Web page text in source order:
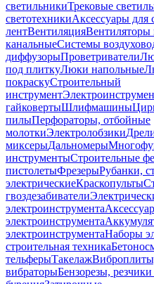
светильникиТрековые
светотехникиАксессуары для
лентВентиляция
канальныеСистемы
диффузорыПроветриватели
под плиткуЛюки напольные
покраскуСтроительный
инструмент
гайковертыШлифмашины
пилыПерфораторы, отбойные
молоткиЭлектролобзики
миксерыДальномеры
инструментыСтроительные
пистолетыФрезерыРубанки,
электрическиеКраскопульты
гвоздезабиватели
электроинструмента
электроинструмента
электроинструментаНаборы
строительная техника
тельферыТакелаж
вибраторыБензорезы,